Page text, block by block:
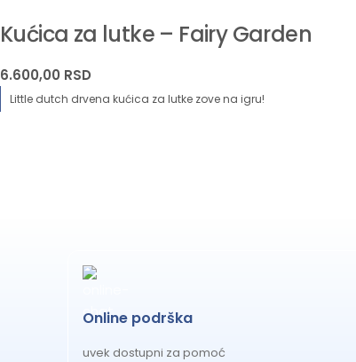
Kućica za lutke – Fairy Garden
6.600,00 RSD
Little dutch drvena kućica za lutke zove na igru!
Online podrška
uvek dostupni za pomoć